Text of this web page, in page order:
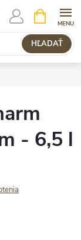
HĽADAŤ
KOŠÍK
- 6,5 l